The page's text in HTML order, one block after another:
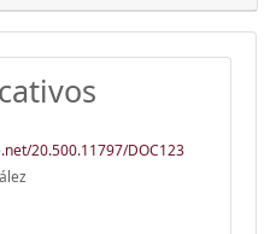
20.500.11797/DOC123